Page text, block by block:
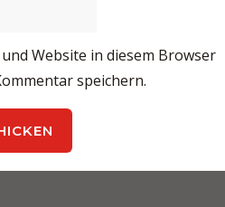
Website in diesem Browser
speichern.